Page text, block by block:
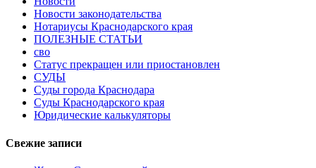
Новости законодательства
Нотариусы Краснодарского края
ПОЛЕЗНЫЕ СТАТЬИ
сво
Статус прекращен или приостановлен
СУДЫ
Суды города Краснодара
Суды Краснодарского края
Юридические калькуляторы
Свежие записи